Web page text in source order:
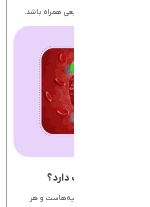
با کراتینین سرم طبیعی همراه باشد.
اهمیت دارد؟
برای بررسی عملکرد کلیه‌هاست و هر